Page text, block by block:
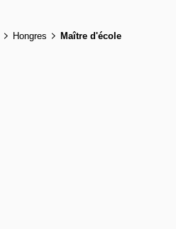
Hongres Maître d'école